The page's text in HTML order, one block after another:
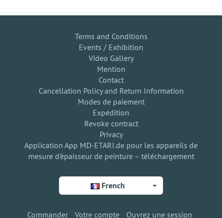
Terms and Conditions
Events / Exhibition
Video Gallery
Mention
Contact
Cancellation Policy and Return Information
Modes de paiement
Expédition
Revoke contract
Privacy
Application App MD-ETARI.de pour les appareils de
mesure d'épaisseur de peinture – téléchargement
French
Commander Votre compte Ouvrez une session